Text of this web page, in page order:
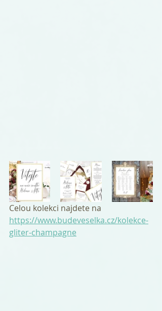
Celou kolekci najdete na
https://www.budeveselka.cz/kolekce-
gliter-champagne